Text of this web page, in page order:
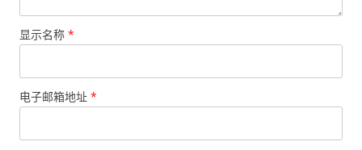
显示名称 *
电子邮箱地址 *